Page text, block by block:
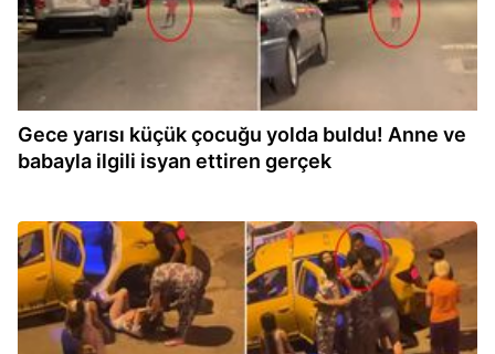
Gece yarısı küçük çocuğu yolda buldu! Anne ve
babayla ilgili isyan ettiren gerçek
10:41